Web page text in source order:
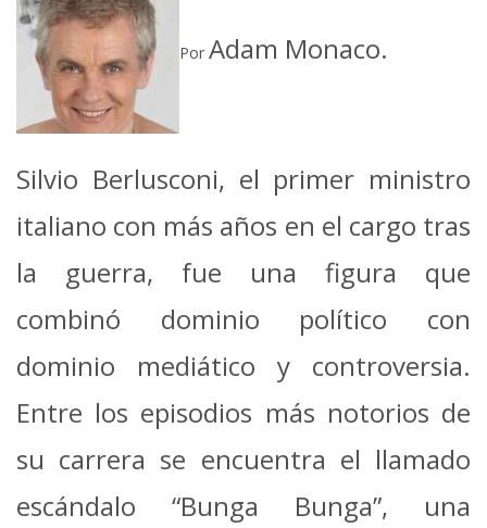
Por Adam Monaco.
Silvio Berlusconi, el primer ministro
italiano con más años en el cargo tras
la guerra, fue una figura que
combinó dominio político con
dominio mediático y controversia.
Entre los episodios más notorios de
su carrera se encuentra el llamado
escándalo “Bunga Bunga”, una